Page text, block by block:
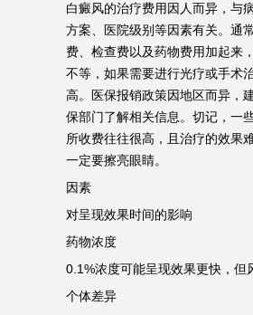
白癜风的治疗费用因人而异，与
方案、医院级别等因素有关。通
费、检查费以及药物费用加起来
不等，如果需要进行光疗或手术
高。医保报销政策因地区而异，
保部门了解相关信息。切记，一
所收费往往很高，且治疗的效果
一定要擦亮眼睛。
因素
对呈现效果时间的影响
药物浓度
0.1%浓度可能呈现效果更快，但
个体差异